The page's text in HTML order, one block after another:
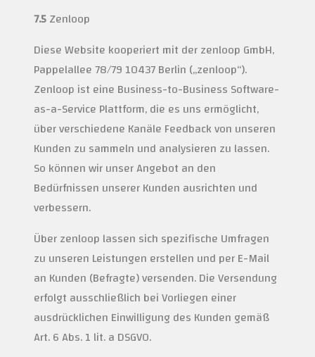
7.5Zenloop
Diese Website kooperiert mit der zenloop GmbH,
Pappelallee 78/79 10437 Berlin („zenloop“).
Zenloop ist eine Business-to-Business Software-
as-a-Service Plattform, die es uns ermöglicht,
über verschiedene Kanäle Feedback von unseren
Kunden zu sammeln und analysieren zu lassen.
So können wir unser Angebot an den
Bedürfnissen unserer Kunden ausrichten und
verbessern.
Über zenloop lassen sich spezifische Umfragen
zu unseren Leistungen erstellen und per E-Mail
an Kunden (Befragte) versenden. Die Versendung
erfolgt ausschließlich bei Vorliegen einer
ausdrücklichen Einwilligung des Kunden gemäß
Art. 6 Abs. 1 lit. a DSGVO.